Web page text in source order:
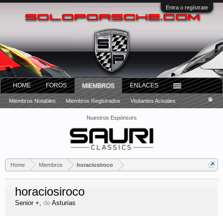
Entra o regístrate
Nuestros Espónsors
Home Miembros horaciosiroco
horaciosiroco
Senior +, de Asturias
HOME FOROS MIEMBROS
Miembros Notables Miembros Registrados Visitantes Actuales
ENLACES